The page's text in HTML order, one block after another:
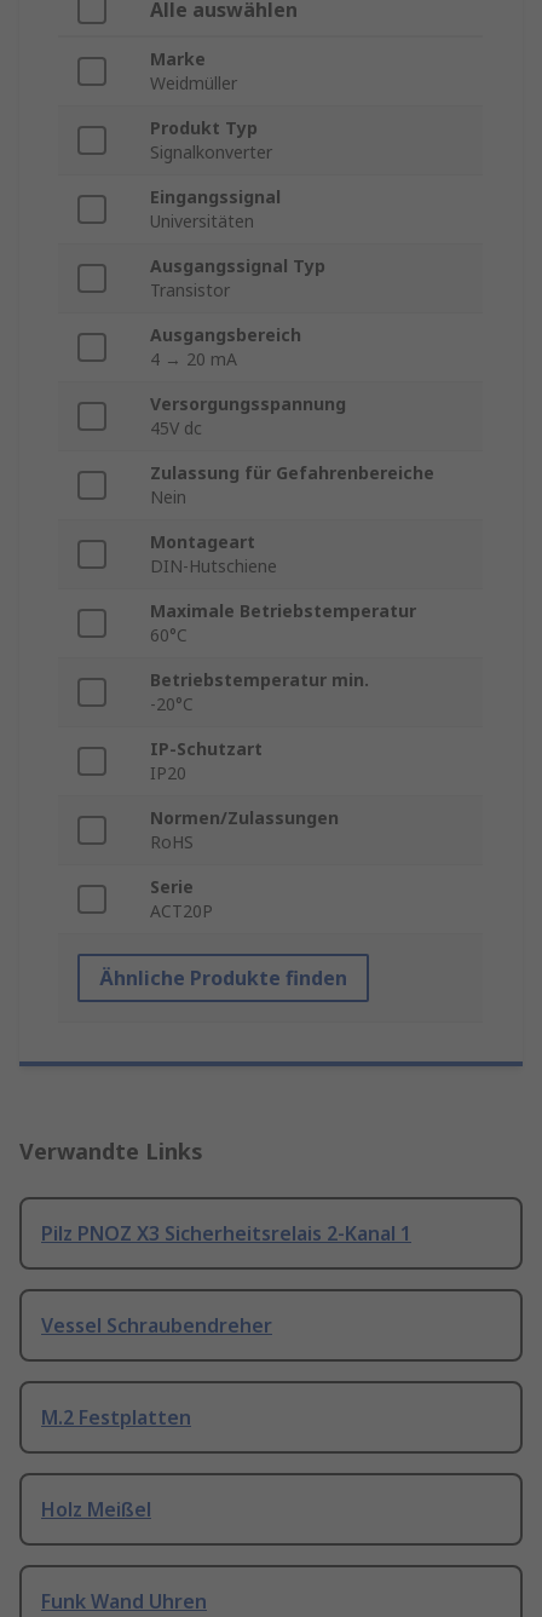
Alle auswählen
Marke
Weidmüller
Produkt Typ
Signalkonverter
Eingangssignal
Universitäten
Ausgangssignal Typ
Transistor
Ausgangsbereich
4 → 20 mA
Versorgungsspannung
45V dc
Zulassung für Gefahrenbereiche
Nein
Montageart
DIN-Hutschiene
Maximale Betriebstemperatur
60°C
Betriebstemperatur min.
-20°C
IP-Schutzart
IP20
Normen/Zulassungen
RoHS
Serie
ACT20P
Ähnliche Produkte finden
Verwandte Links
Pilz PNOZ X3 Sicherheitsrelais 2-Kanal 1
Vessel Schraubendreher
M.2 Festplatten
Holz Meißel
Funk Wand Uhren